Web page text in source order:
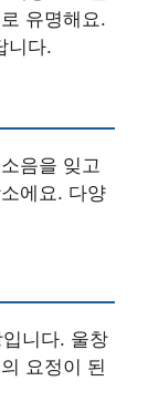
유명해요.
니다.
음을 잊고
에요. 다양
니다. 울창
요정이 된